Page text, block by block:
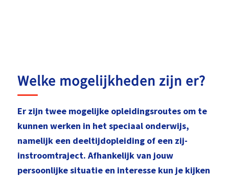
Welke mogelijkheden zijn er?
Er zijn twee mogelijke opleidingsroutes om te
kunnen werken in het speciaal onderwijs,
namelijk een deeltijdopleiding of een zij-
instroomtraject. Afhankelijk van jouw
persoonlijke situatie en interesse kun je kijken